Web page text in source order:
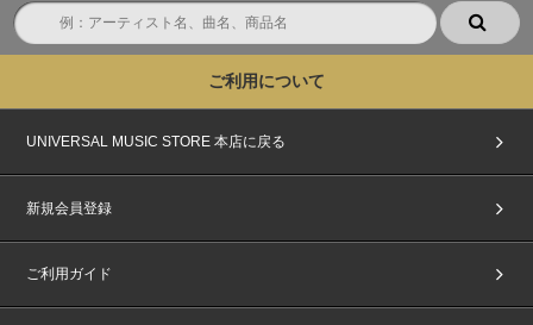
ご利用について
UNIVERSAL MUSIC STORE 本店に戻る
新規会員登録
ご利用ガイド